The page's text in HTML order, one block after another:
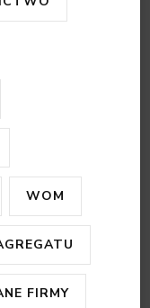
WOM
FIRMY